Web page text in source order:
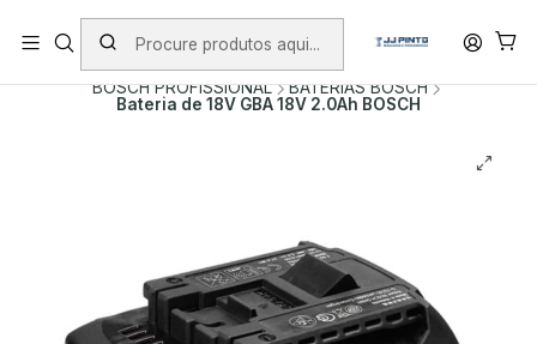
PORTES INCLUÍDOS EM ENCOMENDAS +75€ (excepto ilhas)
Início PRODUTOS
FERRAMENTAS SEM FIO
BOSCH PROFISSIONAL
BATERIAS BOSCH
Bateria de 18V GBA 18V 2.0Ah BOSCH